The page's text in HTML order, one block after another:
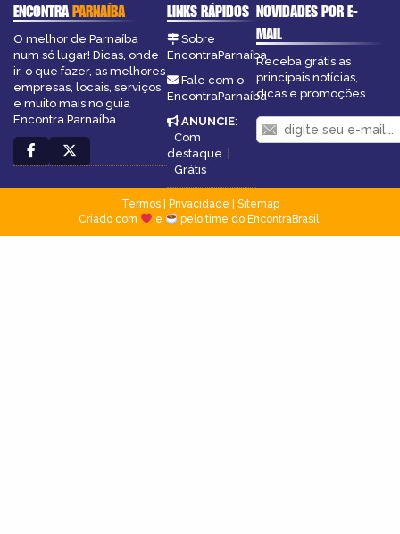
ENCONTRAPARNAÍBA
O melhor de Parnaíba
num só lugar! Dicas, onde
ir, o que fazer, as melhores
empresas, locais, serviços
e muito mais no guia
Encontra Parnaíba.
LINKS RÁPIDOS
Sobre
EncontraParnaíba
Fale com o
EncontraParnaíba
ANUNCIE:
Com
destaque |
Grátis
NOVIDADES POR E-
MAIL
Receba grátis as
principais notícias,
dicas e promoções
Termos| Privacidade
Sitemap
Criado com
e pelo time do EncontraBrasil